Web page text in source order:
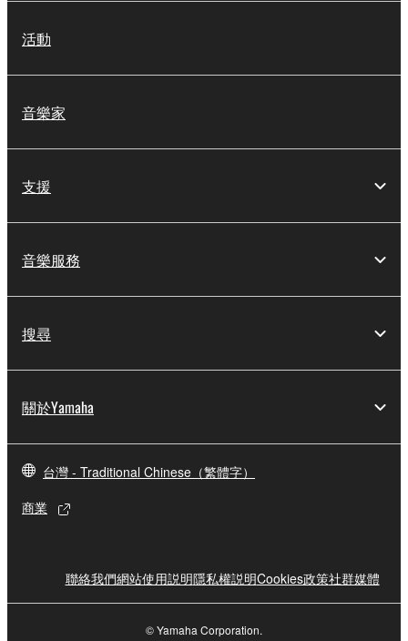
活動
音樂家
支援
音樂服務
搜尋
關於Yamaha
台灣 - Traditional Chinese（繁體字）
商業
聯絡我們網站使用説明隱私權説明Cookies政策社群媒體
© Yamaha Corporation.